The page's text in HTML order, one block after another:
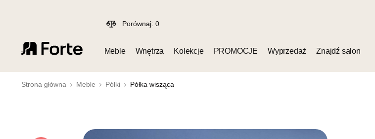
Porównaj: 0
Meble Wnętrza Kolekcje PROMOCJE Wyprzedaż Znajdź salon
Strona główna Meble Półki Półka wisząca